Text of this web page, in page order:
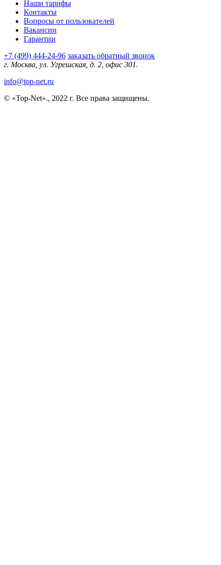
Наши тарифы
Контакты
Вопросы от пользователей
Вакансии
Гарантии
+7 (499) 444-24-96 заказать обратный звонок
г. Москва, ул. Угрешская, д. 2, офис 301.
info@top-net.ru
© «Top-Net»., 2022 г. Все права защищены.